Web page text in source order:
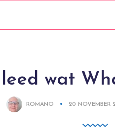
wat
ROMANO 20 NOVEMBER